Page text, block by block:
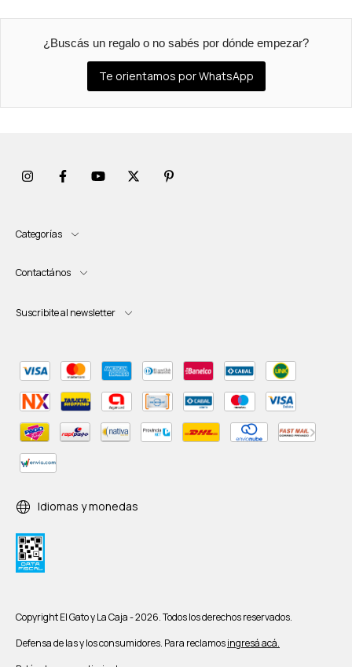
¿Buscás un regalo o no sabés por dónde empezar?
Te orientamos por WhatsApp
Categorías
Contactános
Suscribite al newsletter
Idiomas y monedas
Copyright El Gato y La Caja - 2026. Todos los derechos reservados.
Defensa de las y los consumidores. Para reclamosingresá acá.